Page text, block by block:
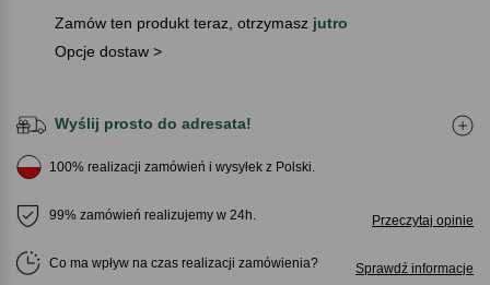
Zamów ten produkt teraz, otrzymasz jutro
Opcje dostaw >
Wyślij prosto do adresata!
100% realizacji zamówień i wysyłek z Polski.
99% zamówień realizujemy w 24h. Przeczytaj opinie
Co ma wpływ na czas realizacji zamówienia Sprawdź informacje